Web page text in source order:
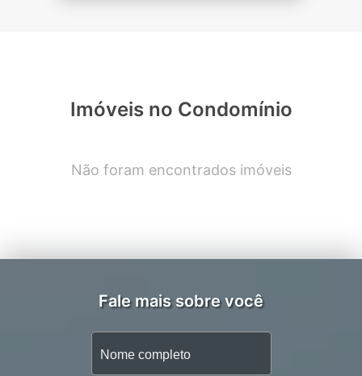
Imóveis no Condomínio
Não foram encontrados imóveis
Fale mais sobre você